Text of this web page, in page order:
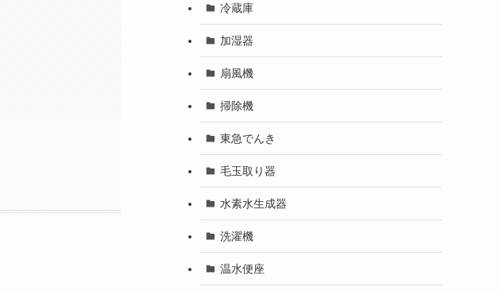
冷蔵庫
加湿器
扇風機
掃除機
東急でんき
毛玉取り器
水素水生成器
洗濯機
温水便座